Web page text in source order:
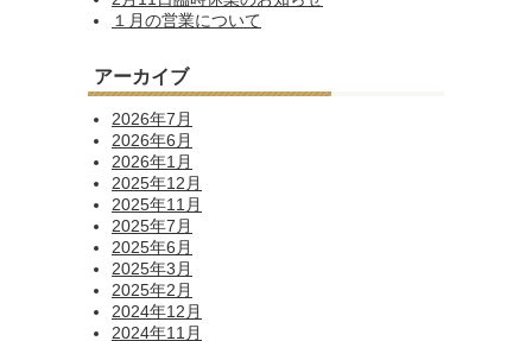
１月の営業について
アーカイブ
2026年7月
2026年6月
2026年1月
2025年12月
2025年11月
2025年7月
2025年6月
2025年3月
2025年2月
2024年12月
2024年11月